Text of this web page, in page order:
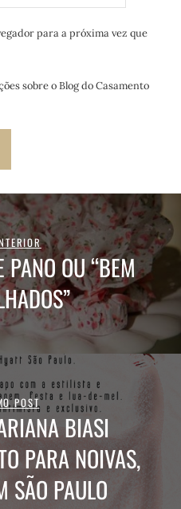
para a próxima vez que
sobre o Blog do Casamento
OU “BEM
POST
BIASI
PARA NOIVAS,
PAULO